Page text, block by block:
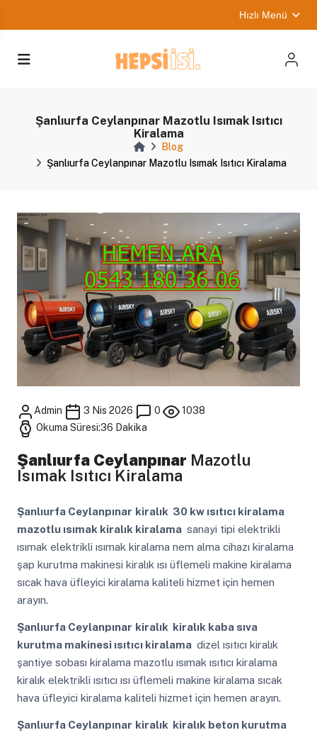
Hızlı Menü
Şanlıurfa Ceylanpınar Mazotlu Isımak Isıtıcı
Kiralama
Blog
Şanlıurfa Ceylanpınar Mazotlu Isımak Isıtıcı Kiralama
Admin 3 Nis 2026 0
1038
Okuma Süresi:36 Dakika
Şanlıurfa Ceylanpınar Mazotlu
Isımak Isıtıcı Kiralama
Şanlıurfa Ceylanpınar kiralık 30 kw ısıtıcı kiralama
mazotlu ısımak kiralık kiralama sanayi tipi elektrikli
ısımak elektrikli ısımak kiralama nem alma cihazı kiralama
şap kurutma makinesi kiralık ısı üflemeli makine kiralama
sıcak hava üfleyici kiralama kaliteli hizmet için hemen
arayın.
Şanlıurfa Ceylanpınar kiralık kiralık kaba sıva
kurutma makinesi ısıtıcı kiralama dizel ısıtıcı kiralık
şantiye sobası kiralama mazotlu ısımak ısıtıcı kiralama
kiralık elektrikli ısıtıcı ısı üflemeli makine kiralama sıcak
hava üfleyici kiralama kaliteli hizmet için hemen arayın.
Şanlıurfa Ceylanpınar kiralık kiralık beton kurutma